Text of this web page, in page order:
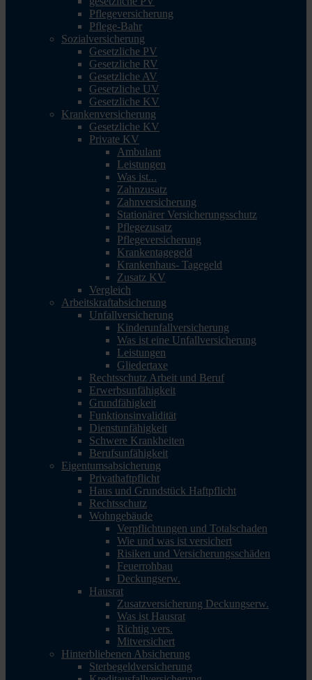
Pflegeversicherung
Pflege-Bahr
Sozialversicherung
Gesetzliche PV
Gesetzliche RV
Gesetzliche AV
Gesetzliche UV
Gesetzliche KV
Krankenversicherung
Gesetzliche KV
Private KV
Ambulant
Leistungen
Was ist...
Zahnzusatz
Zahnversicherung
Stationärer Versicherungsschutz
Pflegezusatz
Pflegeversicherung
Krankentagegeld
Krankenhaus- Tagegeld
Zusatz KV
Vergleich
Arbeitskraftabsicherung
Unfallversicherung
Kinderunfallversicherung
Was ist eine Unfallversicherung
Leistungen
Gliedertaxe
Rechtsschutz Arbeit und Beruf
Erwerbsunfähigkeit
Grundfähigkeit
Funktionsinvalidität
Dienstunfähigkeit
Schwere Krankheiten
Berufsunfähigkeit
Eigentumsabsicherung
Privathaftpflicht
Haus und Grundstück Haftpflicht
Rechtsschutz
Wohngebäude
Verpflichtungen und Totalschaden
Wie und was ist versichert
Risiken und Versicherungsschäden
Feuerrohbau
Deckungserw.
Hausrat
Zusatzversicherung Deckungserw.
Was ist Hausrat
Richtig vers.
Mitversichert
Hinterbliebenen Absicherung
Sterbegeldversicherung